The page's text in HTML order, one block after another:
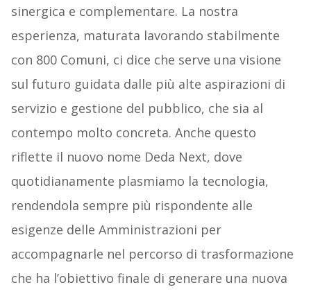
sinergica e complementare. La nostra
esperienza, maturata lavorando stabilmente
con 800 Comuni, ci dice che serve una visione
sul futuro guidata dalle più alte aspirazioni di
servizio e gestione del pubblico, che sia al
contempo molto concreta. Anche questo
riflette il nuovo nome Deda Next, dove
quotidianamente plasmiamo la tecnologia,
rendendola sempre più rispondente alle
esigenze delle Amministrazioni per
accompagnarle nel percorso di trasformazione
che ha l’obiettivo finale di generare una nuova